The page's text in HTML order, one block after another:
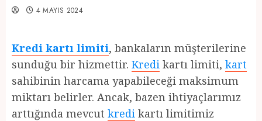
4 MAYIS 2024
Kredi kartı limiti, bankaların müşterilerine
sunduğu bir hizmettir. Kredi kartı limiti, kart
sahibinin harcama yapabileceği maksimum
miktarı belirler. Ancak, bazen ihtiyaçlarımız
arttığında mevcut kredi kartı limitimiz